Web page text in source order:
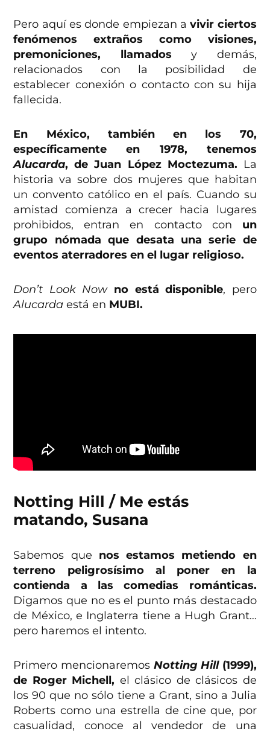
Pero aquí es donde empiezan avivir ciertos
fenómenos extraños como visiones,
premoniciones, llamados y demás,
relacionados con la posibilidad de
establecer conexión o contacto con su hija
fallecida.
En México, también en los 70,
específicamente en 1978, tenemos
Alucarda, de Juan López Moctezuma. La
historia va sobre dos mujeres que habitan
un convento católico en el país. Cuando su
amistad comienza a crecer hacia lugares
prohibidos, entran en contacto con un
grupo nómada que desata una serie de
eventos aterradores en el lugar religioso.
Don’t Look Now no está disponible, pero
Alucarda está en MUBI.
Notting Hill / Me estás
matando, Susana
Sabemos que nos estamos metiendo en
terreno peligrosísimo al poner en la
contienda a las comedias románticas.
Digamos que no es el punto más destacado
de México, e Inglaterra tiene a Hugh Grant…
pero haremos el intento.
Primero mencionaremos Notting Hill(1999),
de Roger Michell, el clásico de clásicos de
los 90 que no sólo tiene a Grant, sino a Julia
Roberts como una estrella de cine que, por
casualidad, conoce al vendedor de una